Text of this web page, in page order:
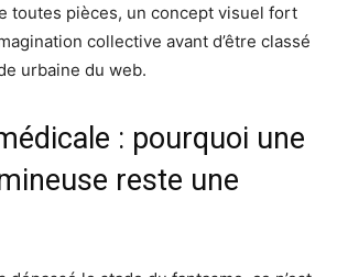
toutes pièces, un concept visuel fort
collective avant d’être classé
urbaine du web.
: pourquoi une
reste une